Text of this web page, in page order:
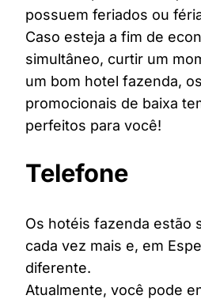
possuem feriados ou
Caso esteja a fim de
simultâneo, curtir um
um bom hotel fazenda,
promocionais de baixa
perfeitos para você!
Telefone
Os hotéis fazenda estão
cada vez mais e, em
diferente.
Atualmente, você pode